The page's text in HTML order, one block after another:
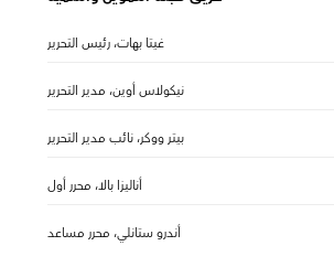
غيتا بهات، رئيس التحرير
نيكولاس أوين، مدير التحرير
بيتر ووكر، نائب مدير التحرير
أناليزا بالا، محرر أول
أندرو ستانلي، محرر مساعد